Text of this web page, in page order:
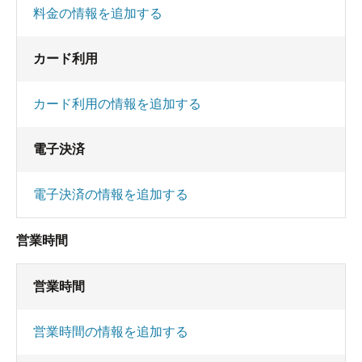
料金の情報を追加する
カード利用
カード利用の情報を追加する
電子決済
電子決済の情報を追加する
営業時間
営業時間
営業時間の情報を追加する